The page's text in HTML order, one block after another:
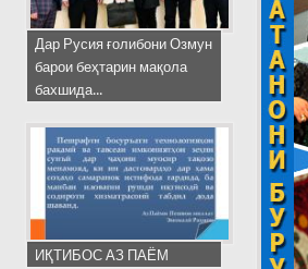
Дар Русия ғолибони Озмун
барои беҳтарин мақола
бахшида...
ИҚТИБОС АЗ ПАЁМ